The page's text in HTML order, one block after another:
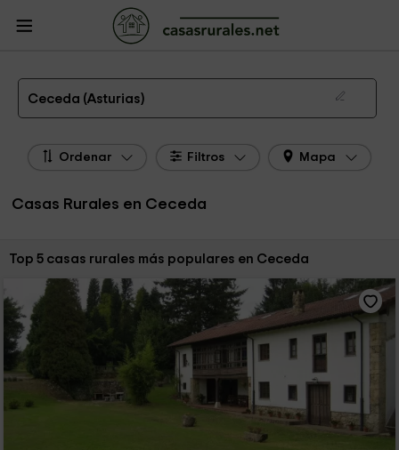
Casas Rurales
Ceceda
Las 5 mejores casas rurales en Ceceda de 2026
Ceceda (Asturias)
Ordenar Filtros Mapa
Casas Rurales en Ceceda
Ordenar por:
Top 5 casas rurales más populares en Ceceda